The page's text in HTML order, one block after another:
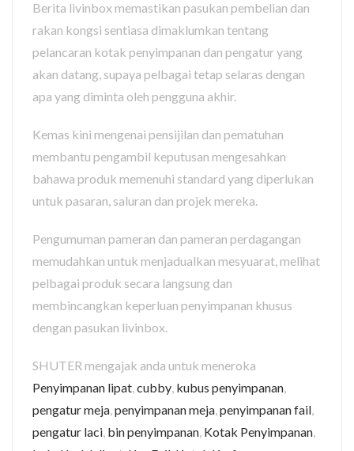
Berita livinbox memastikan pasukan pembelian dan
rakan kongsi sentiasa dimaklumkan tentang
pelancaran kotak penyimpanan dan pengatur yang
akan datang, supaya pelbagai tetap selaras dengan
apa yang diminta oleh pengguna akhir.
Kemas kini mengenai pensijilan dan pematuhan
membantu pengambil keputusan mengesahkan
bahawa produk memenuhi standard yang diperlukan
untuk pasaran, saluran dan projek mereka.
Pengumuman pameran dan pameran perdagangan
memudahkan untuk menjadualkan mesyuarat, melihat
pelbagai produk secara langsung dan
membincangkan keperluan penyimpanan khusus
dengan pasukan livinbox.
SHUTER mengajak anda untuk meneroka
Penyimpanan lipat cubby kubus penyimpanan
pengatur meja penyimpanan meja penyimpanan fail
pengatur laci bin penyimpanan Kotak Penyimpanan